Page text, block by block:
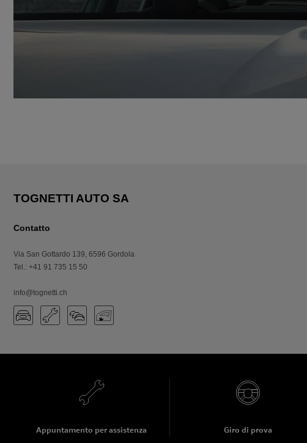
Contatto
Via San Gottardo 139, 6596 Gordola
Tel.: +41 91 735 15 50
info@tognetti.ch
Appuntamento per assistenza Giro di prova